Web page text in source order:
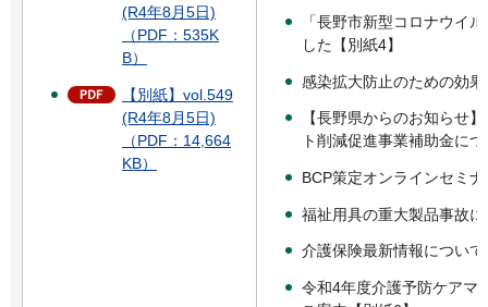
(R4年8月5日)
（PDF：535K
B）
【別紙】vol.549
(R4年8月5日)
（PDF：14,664
KB）
「長野市新型コロナウイ
した【別紙4】
感染拡大防止のための効
【長野県からのお知らせ
ト削減促進事業補助金に
BCP策定オンラインセミ
福祉用具の重大製品事故
介護保険最新情報について
令和4年度介護予防ケアマ